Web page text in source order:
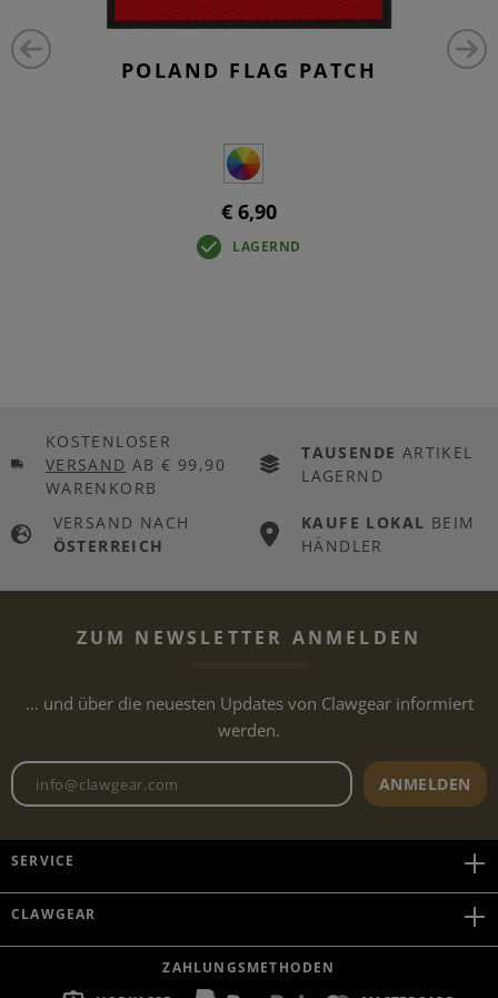
POLAND FLAG PATCH
€ 6,90
LAGERND
KOSTENLOSER
VERSAND AB € 99,90
WARENKORB
TAUSENDE ARTIKEL
LAGERND
VERSAND NACH
ÖSTERREICH
KAUFE LOKAL BEIM
HÄNDLER
ZUM NEWSLETTER ANMELDEN
... und über die neuesten Updates von Clawgear informiert
werden.
Newsletter E-Mail-Adresse
ANMELDEN
SERVICE
CLAWGEAR
ZAHLUNGSMETHODEN